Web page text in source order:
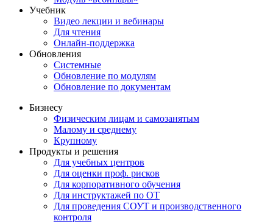
Учебник
Видео лекции и вебинары
Для чтения
Онлайн-поддержка
Обновления
Системные
Обновление по модулям
Обновление по документам
Бизнесу
Физическим лицам и самозанятым
Малому и среднему
Крупному
Продукты и решения
Для учебных центров
Для оценки проф. рисков
Для корпоративного обучения
Для инструктажей по ОТ
Для проведения СОУТ и производственного
контроля